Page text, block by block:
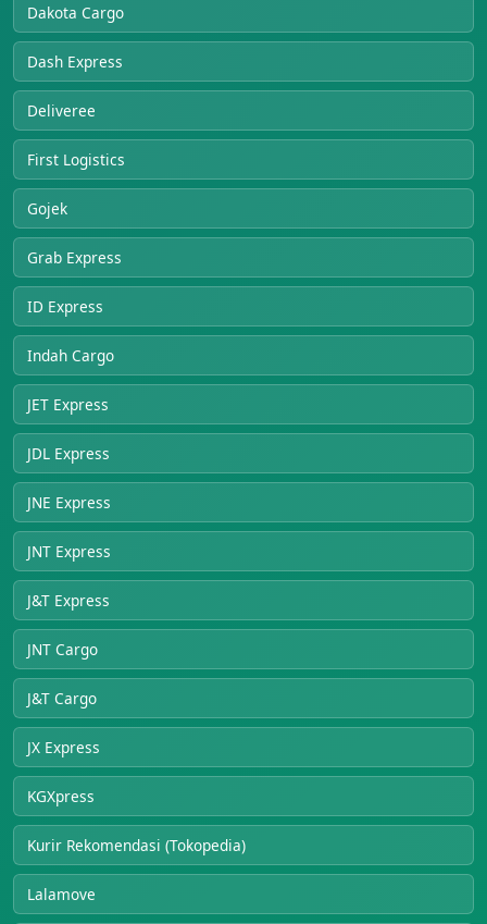
Dakota Cargo
Dash Express
Deliveree
First Logistics
Gojek
Grab Express
ID Express
Indah Cargo
JET Express
JDL Express
JNE Express
JNT Express
J&T Express
JNT Cargo
J&T Cargo
JX Express
KGXpress
Kurir Rekomendasi (Tokopedia)
Lalamove